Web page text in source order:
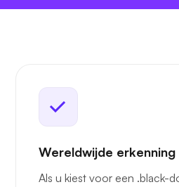
Wereldwijde erkenning
Als u kiest voor een .black-